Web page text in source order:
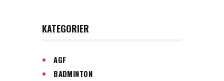
KATEGORIER
AGF
BADMINTON